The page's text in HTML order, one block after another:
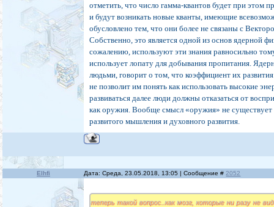
отметить, что число гамма-квантов будет при этом
и будут возникать новые кванты, имеющие
обусловлено тем, что они более не связаны с
Собственно, это является одной из основ ядерной
сожалению, используют эти знания равносильно
использует лопату для добывания пропитания.
людьми, говорит о том, что коэффициент их
не позволит им понять как использовать высокие
развиваться далее люди должны отказаться от
как оружия. Вообще смысл «оружия» не существует
развитого мышления и духовного развития.
Elhfi Дата: Среда, 23.05.2018, 13:05 | Сообщение #2052
теперь такой вопрос..как мозг, которые ни разу не